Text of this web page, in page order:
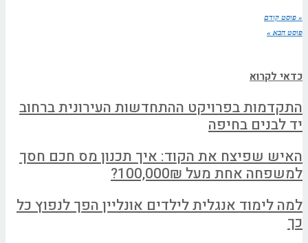
« פוסט קודם
פוסט הבא »
כדאי לקרוא
התקדמות בפרויקט ההתחדשות העירונית ברחוב
יד לבנים בחיפה
האיש שפיצח את הקוד: איך תכנון מס חכם חסך
למשפחה אחת מעל 100,000₪?
למה לימוד אנגלית לילדים אונליין הפך לנפוץ כל
כך